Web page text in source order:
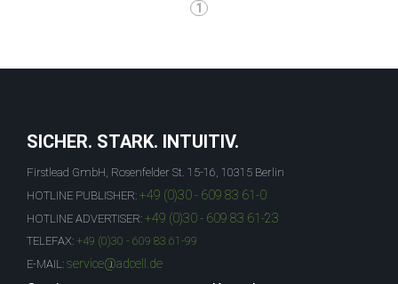
1
SICHER. STARK. INTUITIV.
Firstlead GmbH, Rosenfelder St. 15-16, 10315 Berlin
HOTLINE PUBLISHER: +49 (0)30 - 609 83 61-0
HOTLINE ADVERTISER: +49 (0)30 - 609 83 61-23
TELEFAX: +49 (0)30 - 609 83 61-99
E-MAIL: service@adcell.de